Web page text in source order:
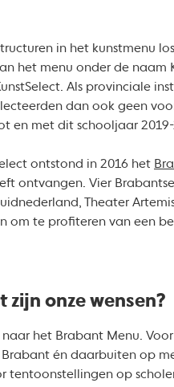
in het kunstmenu
het menu onder de naam
Als provinciale
dan ook geen
en met dit schooljaar 2019-
ontstond in 2016 het
ontvangen. Vier
Theater
om te profiteren van een
zijn onze wensen?
naar het Brabant Menu.
én daarbuiten op
op